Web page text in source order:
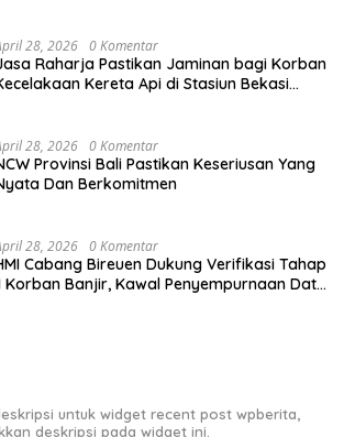
28, 2026 0 Komentar
Raharja Pastikan Jaminan bagi Korban
Kereta Api di Stasiun Bekasi
28, 2026 0 Komentar
Provinsi Bali Pastikan Keseriusan Yang
Dan Berkomitmen
28, 2026 0 Komentar
Cabang Bireuen Dukung Verifikasi Tahap
Korban Banjir, Kawal Penyempurnaan Data
untuk widget recent post wpberita,
deskripsi pada widget ini.